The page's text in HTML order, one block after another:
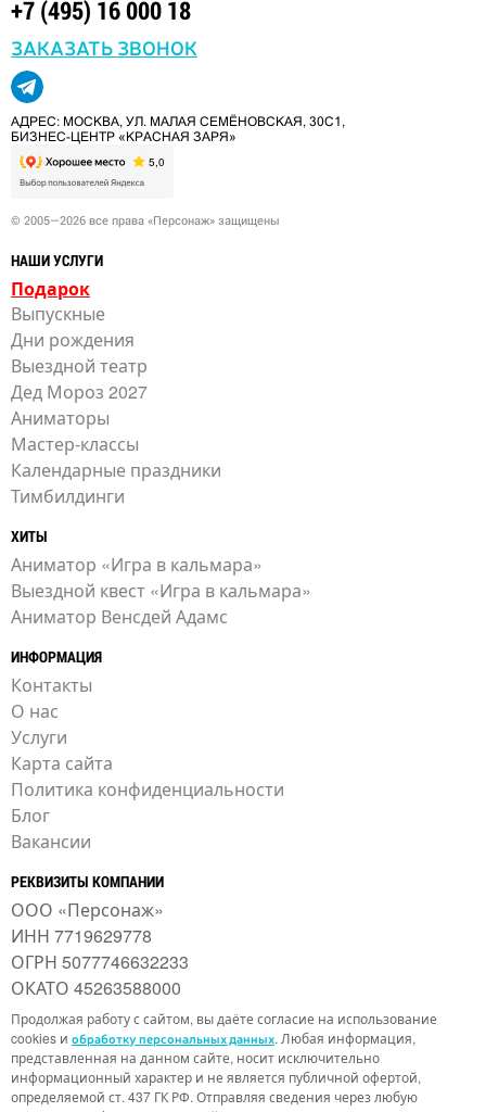
+7 (495) 16 000 18
ЗАКАЗАТЬ ЗВОНОК
АДРЕС: МОСКВА, УЛ. МАЛАЯ СЕМЁНОВСКАЯ, 30С1,
БИЗНЕС-ЦЕНТР «КРАСНАЯ ЗАРЯ»
© 2005—2026 все права «Персонаж» защищены
НАШИ УСЛУГИ
Подарок
Выпускные
Дни рождения
Выездной театр
Дед Мороз 2027
Аниматоры
Мастер-классы
Календарные праздники
Тимбилдинги
ХИТЫ
Аниматор «Игра в кальмара»
Выездной квест «Игра в кальмара»
Аниматор Венсдей Адамс
ИНФОРМАЦИЯ
Контакты
О нас
Услуги
Карта сайта
Политика конфиденциальности
Блог
Вакансии
РЕКВИЗИТЫ КОМПАНИИ
ООО «Персонаж»
ИНН 7719629778
ОГРН 5077746632233
ОКАТО 45263588000
Продолжая работу с сайтом, вы даёте согласие на использование
cookies и обработку персональных данных. Любая информация,
представленная на данном сайте, носит исключительно
информационный характер и не является публичной офертой,
определяемой ст. 437 ГК РФ. Отправляя сведения через любую